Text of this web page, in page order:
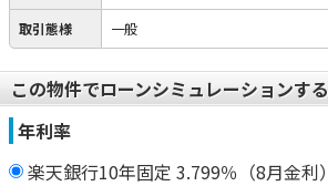
取引態様 一般
この物件でローンシミュレーションする
年利率
楽天銀行10年固定 3.799％（8月金利）